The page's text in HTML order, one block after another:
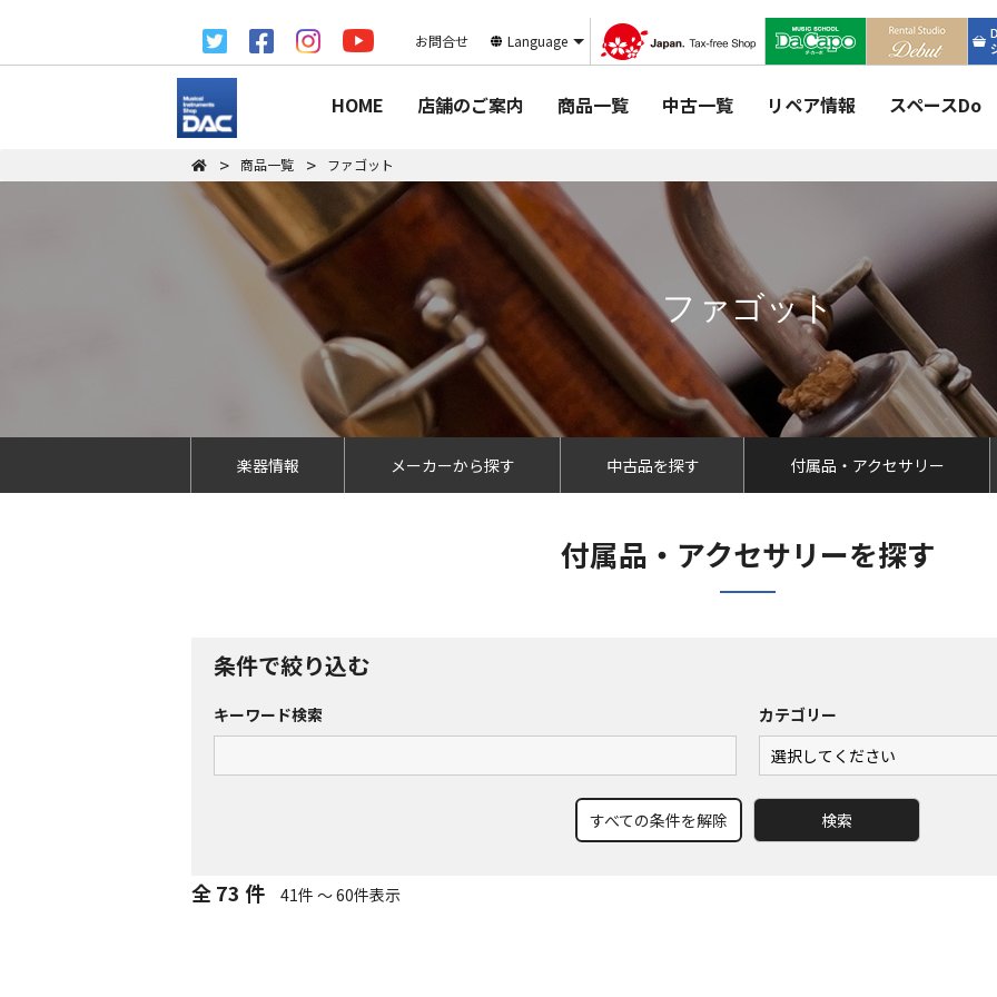
お問合せ Language
HOME 店舗のご案内 商品一覧 中古一覧 リペア情報 スペースDo
商品一覧 ファゴット
ファゴット
楽器情報 メーカーから探す 中古品を探す 付属品・アクセサリー
付属品・アクセサリーを探す
条件で絞り込む
キーワード検索 カテゴリー
すべての条件を解除
全 73 件 41件 ～ 60件表示